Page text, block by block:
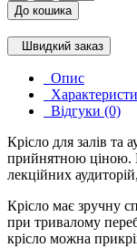
До кошика
Швидкий заказ
Опис
Відгуки (0)
Крісло для залів та
прийнятною ціною.
лекційних
Крісло має зручну
при тривалому
крісло можна